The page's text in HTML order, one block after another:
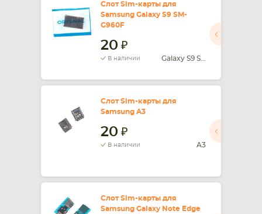
Слот Sim-карты для
Samsung Galaxy S9 SM-
G960F
20
В наличии
Слот Sim-карты для
Samsung A3
20
В наличии A3
Слот Sim-карты для
Samsung Galaxy Note Edge